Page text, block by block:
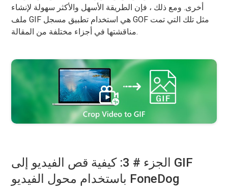
أخرى. ومع ذلك ، فإن الطريقة الأسهل والأكثر سهولة لإنشاء
ملف GIF هي استخدام تطبيق مسجل GOF مثل تلك التي تمت
مناقشتها في أجزاء مختلفة من المقالة.
الجزء # 3: كيفية قص الفيديو إلى GIF
باستخدام محول الفيديو FoneDog